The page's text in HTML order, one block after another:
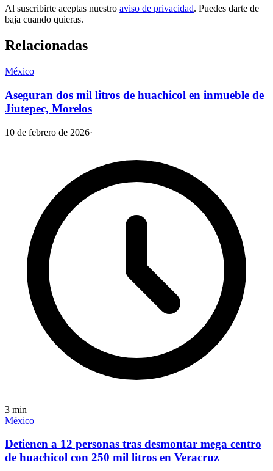
Al suscribirte aceptas nuestro aviso de privacidad. Puedes darte de
baja cuando quieras.
Relacionadas
México
Aseguran dos mil litros de huachicol en inmueble de
Jiutepec, Morelos
10 de febrero de 2026·
3 min
México
Detienen a 12 personas tras desmontar mega centro
de huachicol con 250 mil litros en Veracruz